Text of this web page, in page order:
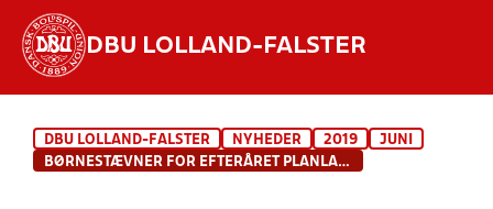
DBU LOLLAND-FALSTER
INDHOLD OG NYHEDER
DBU LOLLAND-FALSTER NYHEDER 2019
JUNI
BØRNESTÆVNER FOR EFTERÅRET PLANLAGT